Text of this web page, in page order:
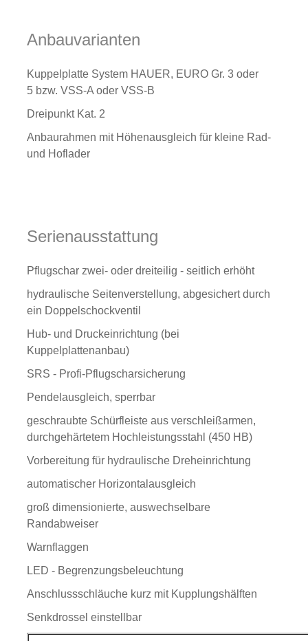
Anbauvarianten
Kuppelplatte System HAUER, EURO Gr. 3 oder
5 bzw. VSS-A oder VSS-B
Dreipunkt Kat. 2
Anbaurahmen mit Höhenausgleich für kleine Rad-
und Hoflader
Serienausstattung
Pflugschar zwei- oder dreiteilig - seitlich erhöht
hydraulische Seitenverstellung, abgesichert durch
ein Doppelschockventil
Hub- und Druckeinrichtung (bei
Kuppelplattenanbau)
SRS - Profi-Pflugscharsicherung
Pendelausgleich, sperrbar
geschraubte Schürfleiste aus verschleißarmen,
durchgehärtetem Hochleistungsstahl (450 HB)
Vorbereitung für hydraulische Dreheinrichtung
automatischer Horizontalausgleich
groß dimensionierte, auswechselbare
Randabweiser
Warnflaggen
LED - Begrenzungsbeleuchtung
Anschlussschläuche kurz mit Kupplungshälften
Senkdrossel einstellbar